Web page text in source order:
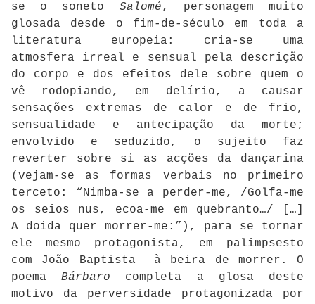
se o soneto Salomé, personagem muito
glosada desde o fim-de-século em toda a
literatura europeia: cria-se uma
atmosfera irreal e sensual pela descrição
do corpo e dos efeitos dele sobre quem o
vê rodopiando, em delírio, a causar
sensações extremas de calor e de frio,
sensualidade e antecipação da morte;
envolvido e seduzido, o sujeito faz
reverter sobre si as acções da dançarina
(vejam-se as formas verbais no primeiro
terceto: “Nimba-se a perder-me, /Golfa-me
os seios nus, ecoa-me em quebranto…/ […]
A doida quer morrer-me:”), para se tornar
ele mesmo protagonista, em palimpsesto
com João Baptista à beira de morrer. O
poemaBárbaro completa a glosa deste
motivo da perversidade protagonizada por